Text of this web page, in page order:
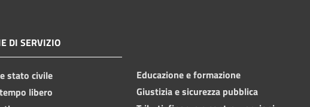
DI SERVIZIO
stato civile
libero
Educazione e formazione
Giustizia e sicurezza pubblica